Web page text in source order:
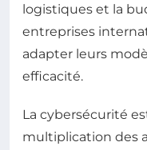
logistiques et la
entreprises
adapter leurs
efficacité.
La cybersécurité
multiplication des